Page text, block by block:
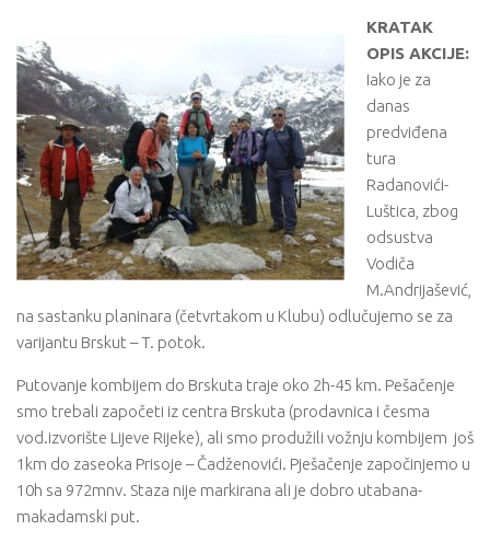
KRATAK
OPIS AKCIJE:
Iako je za
danas
predviđena
tura
Radanovići-
Luštica, zbog
odsustva
Vodiča
M.Andrijašević,
na sastanku planinara (četvrtakom u Klubu) odlučujemo se za
varijantu Brskut – T. potok.
Putovanje kombijem do Brskuta traje oko 2h-45 km. Pešačenje
smo trebali započeti iz centra Brskuta (prodavnica i česma
vod.izvorište Lijeve Rijeke), ali smo produžili vožnju kombijem još
1km do zaseoka Prisoje – Čadženovići. Pješačenje započinjemo u
10h sa 972mnv. Staza nije markirana ali je dobro utabana-
makadamski put.